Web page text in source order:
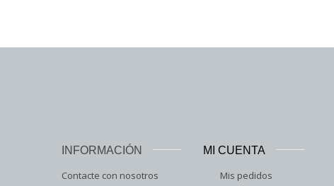
INFORMACIÓN
Contacte con nosotros
MI CUENTA
Mis pedidos